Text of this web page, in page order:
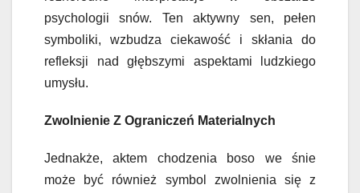
psychologii snów. Ten aktywny sen, pełen
symboliki, wzbudza ciekawość i skłania do
refleksji nad głębszymi aspektami ludzkiego
umysłu.
Zwolnienie Z Ograniczeń Materialnych
Jednakże, aktem chodzenia boso we śnie
może być również symbol zwolnienia się z